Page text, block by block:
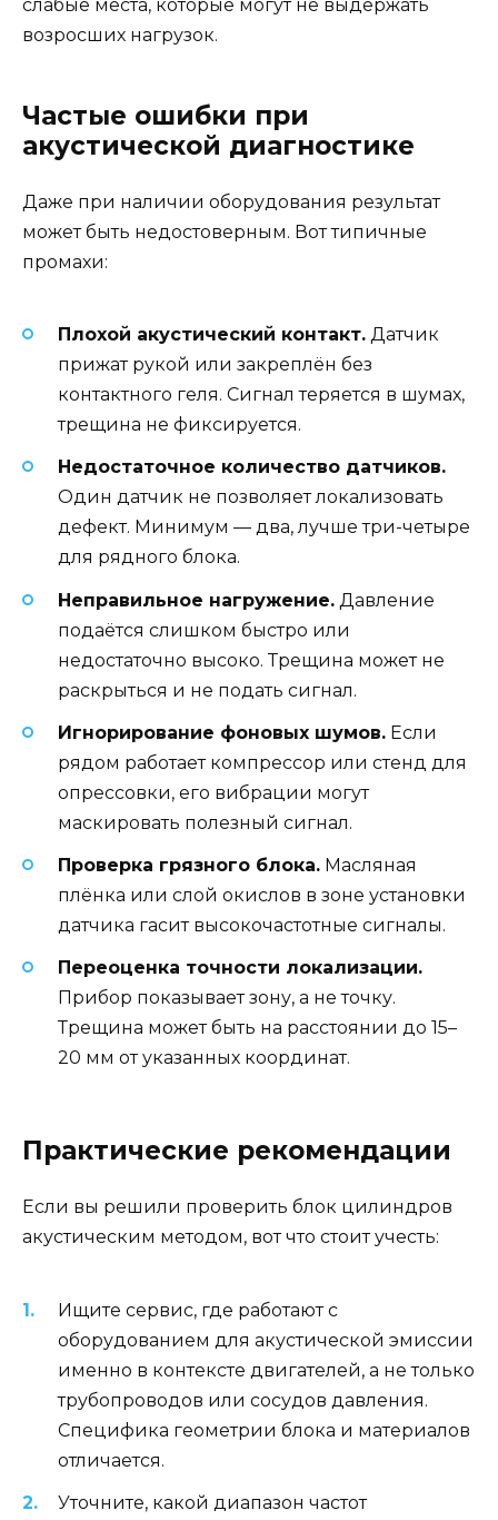
слабые места, которые могут не выдержать
возросших нагрузок.
Частые ошибки при
акустической диагностике
Даже при наличии оборудования результат
может быть недостоверным. Вот типичные
промахи:
Плохой акустический контакт. Датчик
прижат рукой или закреплён без
контактного геля. Сигнал теряется в шумах,
трещина не фиксируется.
Недостаточное количество датчиков.
Один датчик не позволяет локализовать
дефект. Минимум — два, лучше три-четыре
для рядного блока.
Неправильное нагружение. Давление
подаётся слишком быстро или
недостаточно высоко. Трещина может не
раскрыться и не подать сигнал.
Игнорирование фоновых шумов. Если
рядом работает компрессор или стенд для
опрессовки, его вибрации могут
маскировать полезный сигнал.
Проверка грязного блока. Масляная
плёнка или слой окислов в зоне установки
датчика гасит высокочастотные сигналы.
Переоценка точности локализации.
Прибор показывает зону, а не точку.
Трещина может быть на расстоянии до 15–
20 мм от указанных координат.
Практические рекомендации
Если вы решили проверить блок цилиндров
акустическим методом, вот что стоит учесть:
Ищите сервис, где работают с
оборудованием для акустической эмиссии
именно в контексте двигателей, а не только
трубопроводов или сосудов давления.
Специфика геометрии блока и материалов
отличается.
Уточните, какой диапазон частот